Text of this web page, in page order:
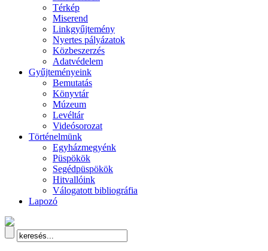
Térkép
Miserend
Linkgyűjtemény
Nyertes pályázatok
Közbeszerzés
Adatvédelem
Gyűjteményeink
Bemutatás
Könyvtár
Múzeum
Levéltár
Videósorozat
Történelmünk
Egyházmegyénk
Püspökök
Segédpüspökök
Hitvallóink
Válogatott bibliográfia
Lapozó